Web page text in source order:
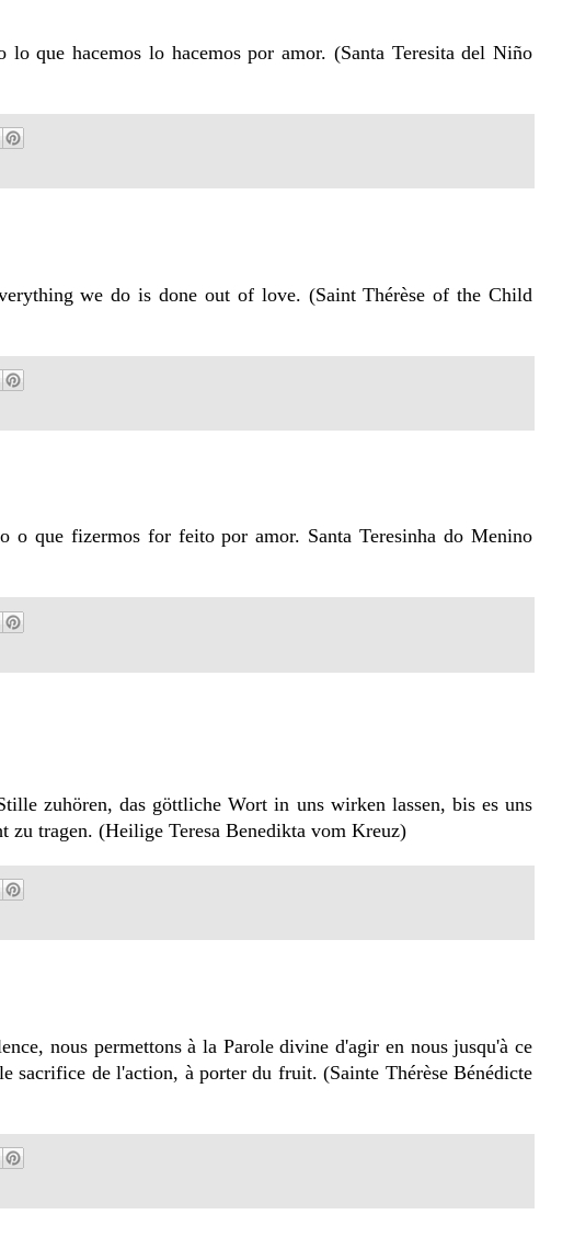
que hacemos lo hacemos por amor. (Santa Teresita del Niño
we do is done out of love. (Saint Thérèse of the Child
o que fizermos for feito por amor. Santa Teresinha do Menino
zuhören, das göttliche Wort in uns wirken lassen, bis es uns
tragen. (Heilige Teresa Benedikta vom Kreuz)
nous permettons à la Parole divine d'agir en nous jusqu'à ce
sacrifice de l'action, à porter du fruit. (Sainte Thérèse Bénédicte